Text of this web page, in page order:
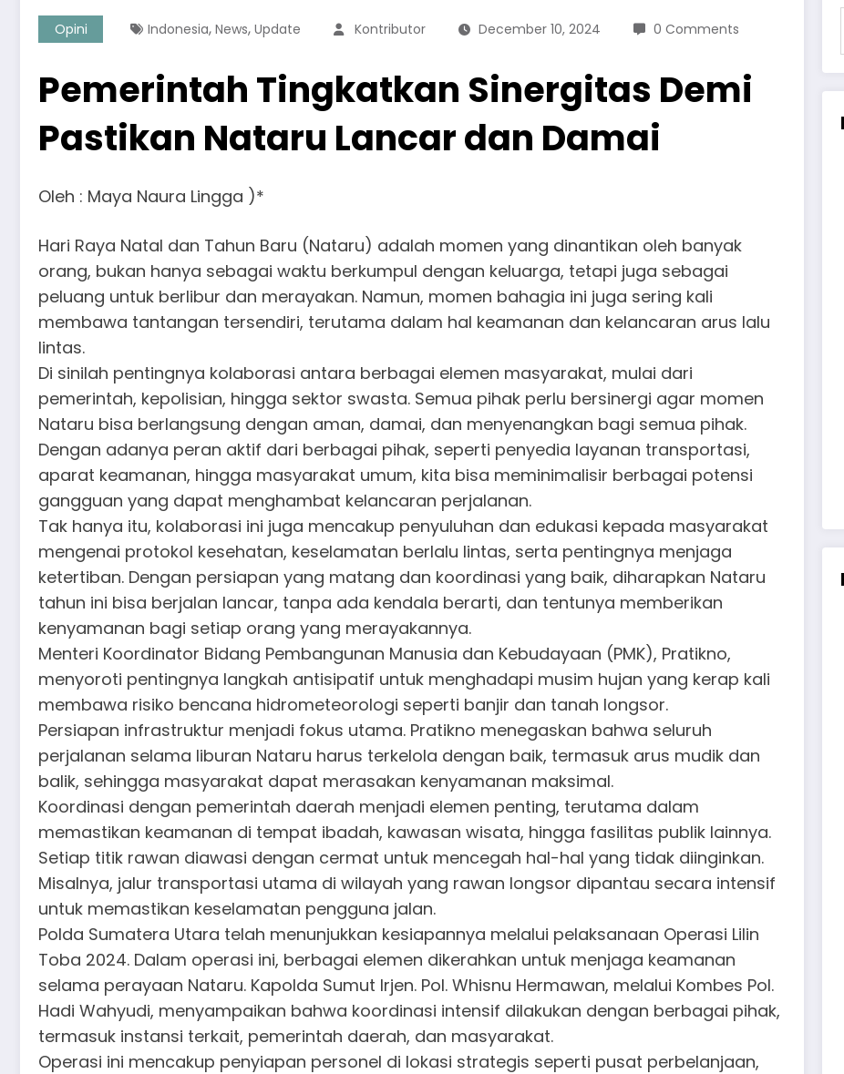
Opini Indonesia, News, Update Kontributor December 10, 2024 0 Comments
Pemerintah Tingkatkan Sinergitas Demi
Pastikan Nataru Lancar dan Damai
Oleh : Maya Naura Lingga )*
Hari Raya Natal dan Tahun Baru (Nataru) adalah momen yang dinantikan oleh banyak
orang, bukan hanya sebagai waktu berkumpul dengan keluarga, tetapi juga sebagai
peluang untuk berlibur dan merayakan. Namun, momen bahagia ini juga sering kali
membawa tantangan tersendiri, terutama dalam hal keamanan dan kelancaran arus lalu
lintas.
Di sinilah pentingnya kolaborasi antara berbagai elemen masyarakat, mulai dari
pemerintah, kepolisian, hingga sektor swasta. Semua pihak perlu bersinergi agar momen
Nataru bisa berlangsung dengan aman, damai, dan menyenangkan bagi semua pihak.
Dengan adanya peran aktif dari berbagai pihak, seperti penyedia layanan transportasi,
aparat keamanan, hingga masyarakat umum, kita bisa meminimalisir berbagai potensi
gangguan yang dapat menghambat kelancaran perjalanan.
Tak hanya itu, kolaborasi ini juga mencakup penyuluhan dan edukasi kepada masyarakat
mengenai protokol kesehatan, keselamatan berlalu lintas, serta pentingnya menjaga
ketertiban. Dengan persiapan yang matang dan koordinasi yang baik, diharapkan Nataru
tahun ini bisa berjalan lancar, tanpa ada kendala berarti, dan tentunya memberikan
kenyamanan bagi setiap orang yang merayakannya.
Menteri Koordinator Bidang Pembangunan Manusia dan Kebudayaan (PMK), Pratikno,
menyoroti pentingnya langkah antisipatif untuk menghadapi musim hujan yang kerap kali
membawa risiko bencana hidrometeorologi seperti banjir dan tanah longsor.
Persiapan infrastruktur menjadi fokus utama. Pratikno menegaskan bahwa seluruh
perjalanan selama liburan Nataru harus terkelola dengan baik, termasuk arus mudik dan
balik, sehingga masyarakat dapat merasakan kenyamanan maksimal.
Koordinasi dengan pemerintah daerah menjadi elemen penting, terutama dalam
memastikan keamanan di tempat ibadah, kawasan wisata, hingga fasilitas publik lainnya.
Setiap titik rawan diawasi dengan cermat untuk mencegah hal-hal yang tidak diinginkan.
Misalnya, jalur transportasi utama di wilayah yang rawan longsor dipantau secara intensif
untuk memastikan keselamatan pengguna jalan.
Polda Sumatera Utara telah menunjukkan kesiapannya melalui pelaksanaan Operasi Lilin
Toba 2024. Dalam operasi ini, berbagai elemen dikerahkan untuk menjaga keamanan
selama perayaan Nataru. Kapolda Sumut Irjen. Pol. Whisnu Hermawan, melalui Kombes Pol.
Hadi Wahyudi, menyampaikan bahwa koordinasi intensif dilakukan dengan berbagai pihak,
termasuk instansi terkait, pemerintah daerah, dan masyarakat.
Operasi ini mencakup penyiapan personel di lokasi strategis seperti pusat perbelanjaan,